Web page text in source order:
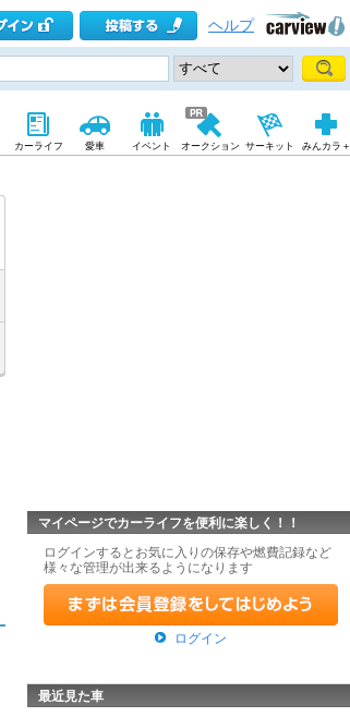
ヘルプ
カーライフ 愛車 イベント オークション サーキット みんカラ＋
マイページでカーライフを便利に楽しく！！
ログインするとお気に入りの保存や燃費記録など
様々な管理が出来るようになります
ログイン
最近見た車